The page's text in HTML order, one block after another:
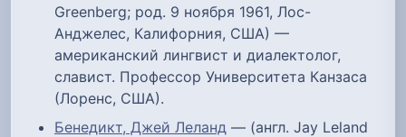
Greenberg; род. 9 ноября 1961, Лос-
Анджелес, Калифорния, США) —
американский лингвист и диалектолог,
славист. Профессор Университета Канзаса
(Лоренс, США).
Бенедикт, Джей Леланд — (англ. Jay Leland